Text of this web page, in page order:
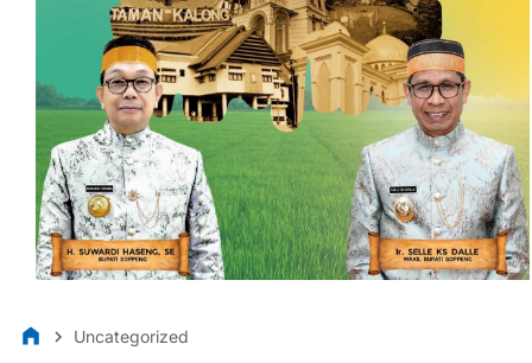
Uncategorized